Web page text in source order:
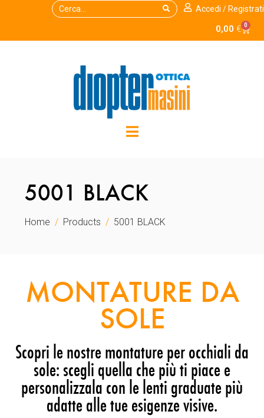
Accedi / Registrati
0,00 € 0
5001 BLACK
Home Products 5001 BLACK
MONTATURE DA
SOLE
Scopri le nostre montature per occhiali da
sole: scegli quella che più ti piace e
personalizzala con le lenti graduate più
adatte alle tue esigenze visive.